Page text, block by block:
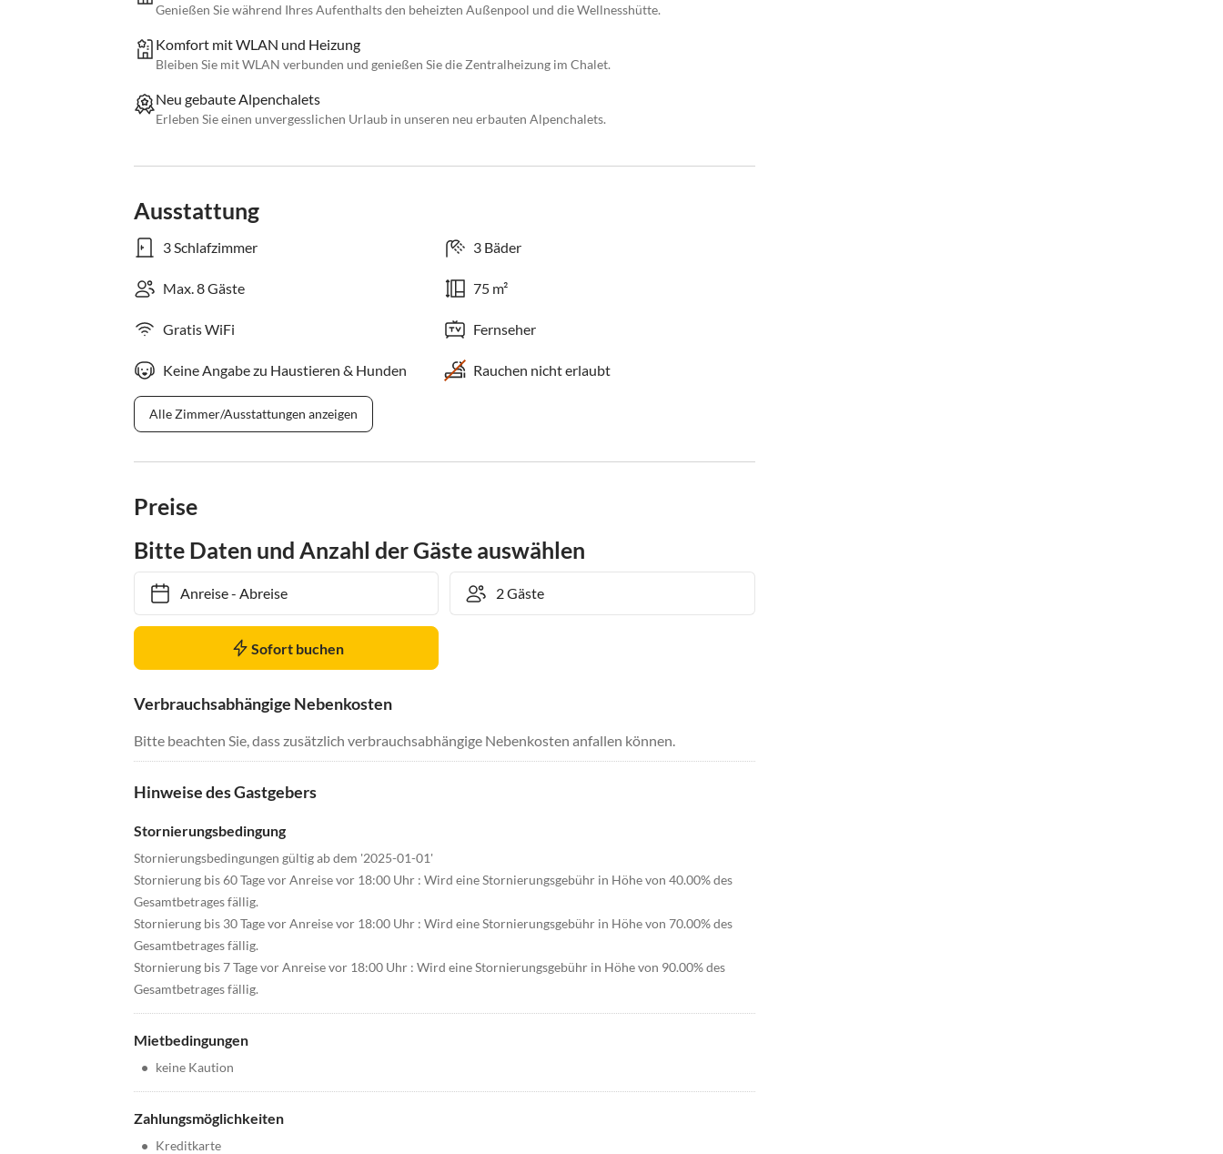
Genießen Sie während Ihres Aufenthalts den beheizten Außenpool und die Wellnesshütte.
Komfort mit WLAN und Heizung
Bleiben Sie mit WLAN verbunden und genießen Sie die Zentralheizung im Chalet.
Neu gebaute Alpenchalets
Erleben Sie einen unvergesslichen Urlaub in unseren neu erbauten Alpenchalets.
Ausstattung
3 Schlafzimmer 3 Bäder
Max. 8 Gäste 75 m²
Gratis WiFi Fernseher
Keine Angabe zu Haustieren & Hunden Rauchen nicht erlaubt
Alle Zimmer/Ausstattungen anzeigen
Preise
Bitte Daten und Anzahl der Gäste auswählen
Anreise- Abreise
Sofort buchen
Verbrauchsabhängige Nebenkosten
Bitte beachten Sie, dass zusätzlich verbrauchsabhängige Nebenkosten anfallen können.
Hinweise des Gastgebers
Stornierungsbedingung
Stornierungsbedingungen gültig ab dem '2025-01-01'
Stornierung bis 60 Tage vor Anreise vor 18:00 Uhr : Wird eine Stornierungsgebühr in Höhe von 40.00% des
Gesamtbetrages fällig.
Stornierung bis 30 Tage vor Anreise vor 18:00 Uhr : Wird eine Stornierungsgebühr in Höhe von 70.00% des
Gesamtbetrages fällig.
Stornierung bis 7 Tage vor Anreise vor 18:00 Uhr : Wird eine Stornierungsgebühr in Höhe von 90.00% des
Gesamtbetrages fällig.
Mietbedingungen
• keine Kaution
Zahlungsmöglichkeiten
• Kreditkarte